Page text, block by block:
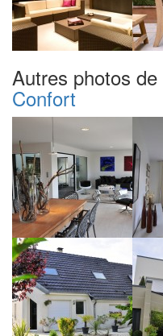
Autres photos de
Confort